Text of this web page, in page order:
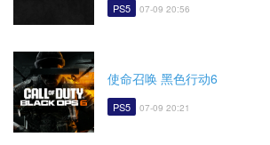
PS5 07-09 20:56
使命召唤 黑色行动6
PS5 07-09 20:21